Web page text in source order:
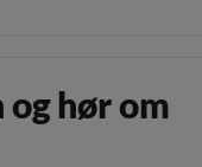
og hør om